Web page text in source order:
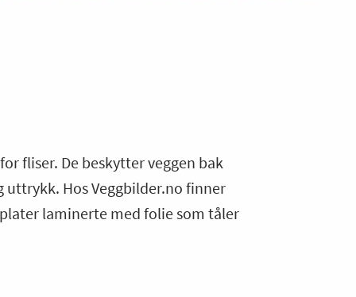
fliser. De beskytter veggen bak
Hos Veggbilder.no finner
laminerte med folie som tåler